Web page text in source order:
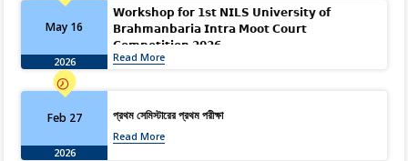
May 16
2026
𝗪𝗼𝗿𝗸𝘀𝗵𝗼𝗽 𝗳𝗼𝗿 𝟭𝘀𝘁 𝗡𝗜𝗟𝗦 𝗨𝗻𝗶𝘃𝗲𝗿𝘀𝗶𝘁𝘆 𝗼𝗳
𝗕𝗿𝗮𝗵𝗺𝗮𝗻𝗯𝗮𝗿𝗶𝗮 𝗜𝗻𝘁𝗿𝗮 𝗠𝗼𝗼𝘁 𝗖𝗼𝘂𝗿𝘁
𝗖𝗼𝗺𝗽𝗲𝘁𝗶𝘁𝗶𝗼𝗻 𝟮𝟬𝟮𝟲
Read More
Feb 27
2026
প্রথম সেমিস্টারের প্রথম পরীক্ষা
Read More